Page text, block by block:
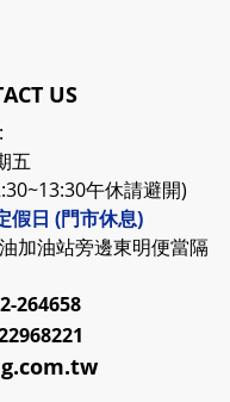
US
五
午休請避開)
假日 (門市休息)
加油站旁邊東明便當隔
264658